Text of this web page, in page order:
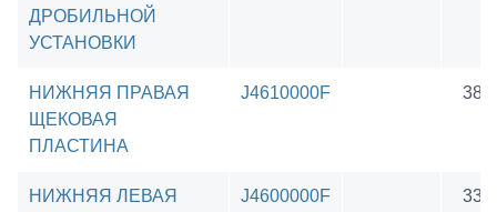
ДРОБИЛЬНОЙ
УСТАНОВКИ
НИЖНЯЯ ПРАВАЯ
ЩЕКОВАЯ
ПЛАСТИНА
J4610000F
НИЖНЯЯ ЛЕВАЯ
J4600000F